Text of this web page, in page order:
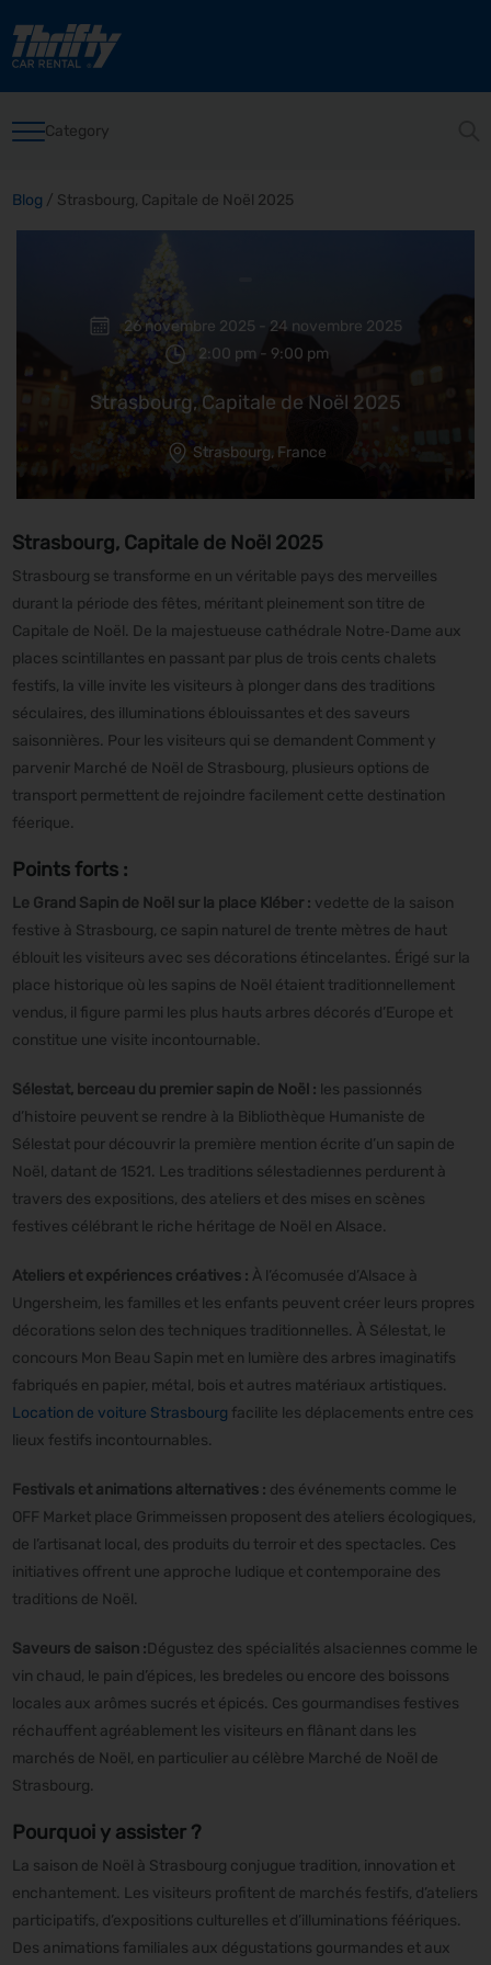
Category
Blog / Strasbourg, Capitale de Noël 2025
26 novembre 2025 - 24 novembre 2025
2:00 pm - 9:00 pm
Strasbourg, Capitale de Noël 2025
Strasbourg, France
Strasbourg, Capitale de Noël 2025
Strasbourg se transforme en un véritable pays des merveilles
durant la période des fêtes, méritant pleinement son titre de
Capitale de Noël. De la majestueuse cathédrale Notre‑Dame aux
places scintillantes en passant par plus de trois cents chalets
festifs, la ville invite les visiteurs à plonger dans des traditions
séculaires, des illuminations éblouissantes et des saveurs
saisonnières. Pour les visiteurs qui se demandent Comment y
parvenir Marché de Noël de Strasbourg, plusieurs options de
transport permettent de rejoindre facilement cette destination
féerique.
Points forts :
Le Grand Sapin de Noël sur la place Kléber : vedette de la saison
festive à Strasbourg, ce sapin naturel de trente mètres de haut
éblouit les visiteurs avec ses décorations étincelantes. Érigé sur la
place historique où les sapins de Noël étaient traditionnellement
vendus, il figure parmi les plus hauts arbres décorés d’Europe et
constitue une visite incontournable.
Sélestat, berceau du premier sapin de Noël : les passionnés
d’histoire peuvent se rendre à la Bibliothèque Humaniste de
Sélestat pour découvrir la première mention écrite d’un sapin de
Noël, datant de 1521. Les traditions sélestadiennes perdurent à
travers des expositions, des ateliers et des mises en scènes
festives célébrant le riche héritage de Noël en Alsace.
Ateliers et expériences créatives : À l’écomusée d’Alsace à
Ungersheim, les familles et les enfants peuvent créer leurs propres
décorations selon des techniques traditionnelles. À Sélestat, le
concours Mon Beau Sapin met en lumière des arbres imaginatifs
fabriqués en papier, métal, bois et autres matériaux artistiques.
Location de voiture Strasbourg facilite les déplacements entre ces
lieux festifs incontournables.
Festivals et animations alternatives : des événements comme le
OFF Market place Grimmeissen proposent des ateliers écologiques,
de l’artisanat local, des produits du terroir et des spectacles. Ces
initiatives offrent une approche ludique et contemporaine des
traditions de Noël.
Saveurs de saison :Dégustez des spécialités alsaciennes comme le
vin chaud, le pain d’épices, les bredeles ou encore des boissons
locales aux arômes sucrés et épicés. Ces gourmandises festives
réchauffent agréablement les visiteurs en flânant dans les
marchés de Noël, en particulier au célèbre Marché de Noël de
Strasbourg.
Pourquoi y assister ?
La saison de Noël à Strasbourg conjugue tradition, innovation et
enchantement. Les visiteurs profitent de marchés festifs, d’ateliers
participatifs, d’expositions culturelles et d’illuminations féériques.
Des animations familiales aux dégustations gourmandes et aux